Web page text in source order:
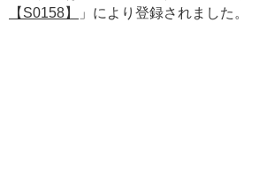
【S0158】
」により登録されました。